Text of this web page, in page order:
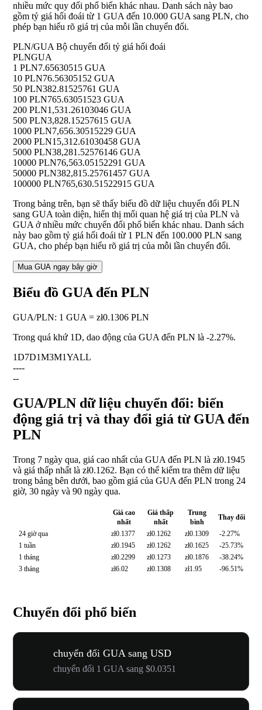
nhiều mức quy đổi phổ biến khác nhau. Danh sách này bao
gồm tỷ giá hối đoái từ 1 GUA đến 10.000 GUA sang PLN, cho
phép bạn hiểu rõ giá trị của mỗi lần chuyển đổi.
PLN/GUA Bộ chuyển đổi tỷ giá hối đoái
PLNGUA
1 PLN7.65630515 GUA
10 PLN76.56305152 GUA
50 PLN382.81525761 GUA
100 PLN765.63051523 GUA
200 PLN1,531.26103046 GUA
500 PLN3,828.15257615 GUA
1000 PLN7,656.30515229 GUA
2000 PLN15,312.61030458 GUA
5000 PLN38,281.52576146 GUA
10000 PLN76,563.05152291 GUA
50000 PLN382,815.25761457 GUA
100000 PLN765,630.51522915 GUA
Trong bảng trên, bạn sẽ thấy biểu đồ dữ liệu chuyển đổi PLN
sang GUA toàn diện, hiển thị mối quan hệ giá trị của PLN và
GUA ở nhiều mức chuyển đổi phổ biến khác nhau. Danh sách
này bao gồm tỷ giá hối đoái từ 1 PLN đến 100.000 PLN sang
GUA, cho phép bạn hiểu rõ giá trị của mỗi lần chuyển đổi.
Mua GUA ngay bây giờ
Biểu đồ GUA đến PLN
GUA/PLN: 1 GUA = zł0.1306 PLN
Trong quá khứ 1D, dao động của GUA đến PLN là -2.27%.
1D7D1M3M1YALL
----
--
GUA/PLN dữ liệu chuyển đổi: biến
động giá trị và thay đổi giá từ GUA đến
PLN
Trong 7 ngày qua, giá cao nhất của GUA đến PLN là zł0.1945
và giá thấp nhất là zł0.1262. Bạn có thể kiểm tra thêm dữ liệu
trong bảng bên dưới, bao gồm giá của GUA đến PLN trong 24
giờ, 30 ngày và 90 ngày qua.
Giá cao
nhất
Giá thấp
nhất
Trung
bình
Thay đổi
24 giờ qua
zł0.1377 zł0.1262 zł0.1309
-2.27%
1 tuần
zł0.1945 zł0.1262 zł0.1625
-25.73%
1 tháng
zł0.2299 zł0.1273 zł0.1876
-38.24%
3 tháng
zł6.02 zł0.1308 zł1.95 -96.51%
Chuyển đổi phổ biến
chuyển đổi GUA sang USD
chuyển đổi 1 GUA sang $0.0351